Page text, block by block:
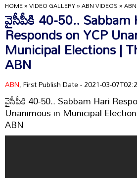
HOME»VIDEO GALLERY»ABN VIDEOS»
వైసీపీకి 40-50.. Sabbam
Responds on YCP
Municipal Elections |
ABN
ABN, First Publish Date - 2021-03-
వైసీపీకి 40-50.. Sabbam Hari
Unanimous in Municipal
ABN